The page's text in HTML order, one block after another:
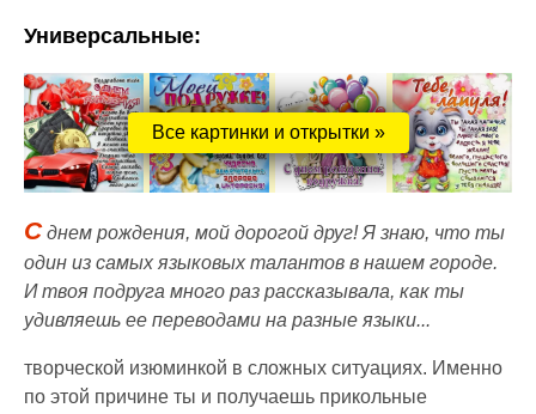
Универсальные:
Все картинки и открытки »
Сднем рождения, мой дорогой друг! Я знаю, что ты
один из самых языковых талантов в нашем городе.
И твоя подруга много раз рассказывала, как ты
удивляешь ее переводами на разные языки...
творческой изюминкой в сложных ситуациях. Именно
по этой причине ты и получаешь прикольные